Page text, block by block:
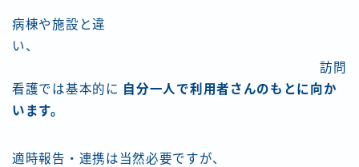
病棟や施設と違
い、
訪問
看護では基本的に 自分一人で利用者さんのもとに向か
います。
適時報告・連携は当然必要ですが、